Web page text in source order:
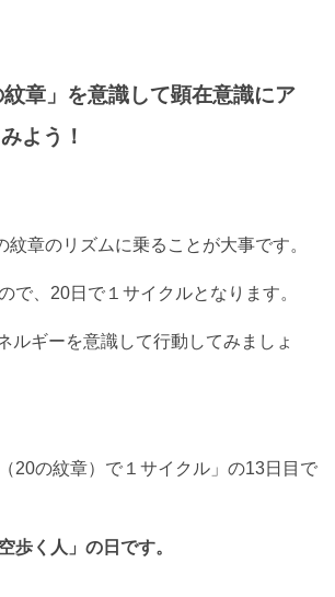
紋章」を意識して顕在意識にア
よう！
紋章のリズムに乗ることが大事です。
で、20日で１サイクルとなります。
ルギーを意識して行動してみましょ
20の紋章）で１サイクル」の13日目で
歩く人」の日です。